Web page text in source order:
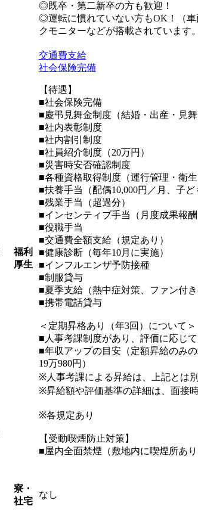
◎既卒・第二新卒の方も歓迎！
◎運転に慣れていない方もOK！（
クモニターなどが搭載されています。
福利
厚生
交通費支給
社会保険完備
【待遇】
■社会保険完備
■慶弔見舞金制度（結婚・出産・見舞
■社内表彰制度
■社内割引制度
■社員紹介制度（20万円）
■災害時安否確認制度
■各種資格取得制度（運行管理・衛生
■扶養手当（配偶10,000円／月、子ど
■残業手当（超過分）
■インセンティブ手当（月度成果報酬
■役職手当
■交通費全額支給（規定あり）
■健康診断（毎年10月に実施）
■インフルエンザ予防接種
■制服貸与
■夏季支給（熱中症対策、ファン付
■携帯電話貸与
＜定期昇格あり（年3回）について＞
■人事考課制度があり、評価に応じ
■年収アップの目安（定額昇給のみ
19万980円）
※人事考課による昇給は、上記とは
※昇給額や評価基準の詳細は、面接
※各規定あり
【受動喫煙防止対策】
■屋内全面禁煙（敷地内に喫煙所あり
寮・
社宅
なし